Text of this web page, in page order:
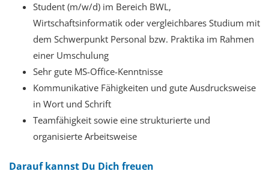
Student (m/w/d) im Bereich BWL,
Wirtschaftsinformatik oder vergleichbares Studium mit
dem Schwerpunkt Personal bzw. Praktika im Rahmen
einer Umschulung
Sehr gute MS-Office-Kenntnisse
Kommunikative Fähigkeiten und gute Ausdrucksweise
in Wort und Schrift
Teamfähigkeit sowie eine strukturierte und
organisierte Arbeitsweise
Darauf kannst Du Dich freuen